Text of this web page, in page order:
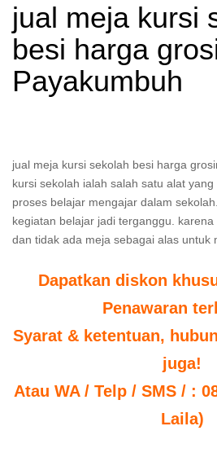
jual meja kursi
besi harga
Payakumbuh
jual meja kursi sekolah besi harga
kursi sekolah ialah salah satu alat
proses belajar mengajar dalam
kegiatan belajar jadi terganggu.
dan tidak ada meja sebagai alas untuk
Dapatkan diskon
Penawaran
Syarat & ketentuan,
juga!
Atau WA / Telp / SMS / :
Laila)